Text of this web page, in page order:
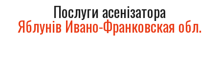
Послуги асенізатора
Яблунів Ивано-Франковская обл.